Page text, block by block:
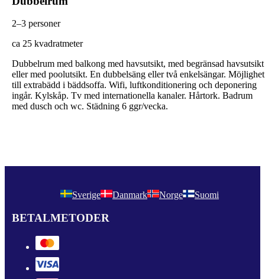
2–3 personer
ca 25 kvadratmeter
Dubbelrum med balkong med havsutsikt, med begränsad havsutsikt
eller med poolutsikt. En dubbelsäng eller två enkelsängar. Möjlighet
till extrabädd i bäddsoffa. Wifi, luftkonditionering och deponering
ingår. Kylskåp. Tv med internationella kanaler. Hårtork. Badrum
med dusch och wc. Städning 6 ggr/vecka.
Sverige Danmark Norge Suomi
BETALMETODER